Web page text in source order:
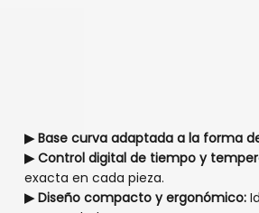
▶ Base curva adaptada a la forma
▶ Control digital de tiempo y
exacta en cada pieza.
▶ Diseño compacto y ergonómico: